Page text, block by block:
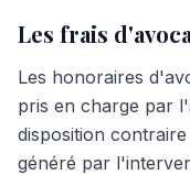
Les frais
Les honoraires
pris en charge par
disposition
généré par